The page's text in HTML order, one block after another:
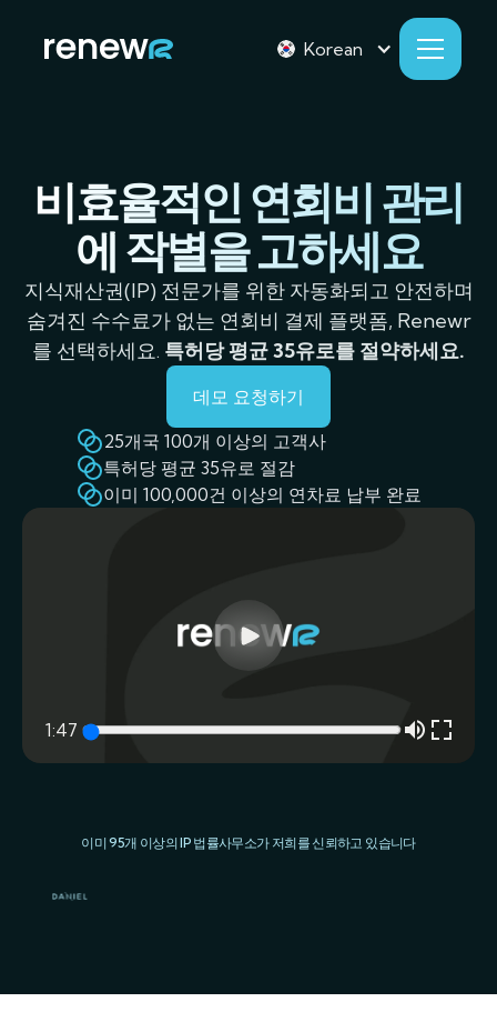
Korean
비효율적인 연회비 관리
에 작별을 고하세요
지식재산권(IP) 전문가를 위한 자동화되고 안전하며
숨겨진 수수료가 없는 연회비 결제 플랫폼, Renewr
를 선택하세요. ‍ 특허당 평균 35유로를 절약하세요.
데모 요청하기
25개국 100개 이상의 고객사
특허당 평균 35유로 절감
이미 100,000건 이상의 연차료 납부 완료
1:47
이미 95개 이상의 IP 법률사무소가 저희를 신뢰하고 있습니다